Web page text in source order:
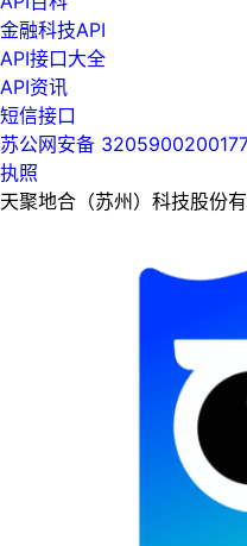
金融科技API
API接口大全
API资讯
短信接口
苏公网安备
执照
天聚地合（苏州）科技股份